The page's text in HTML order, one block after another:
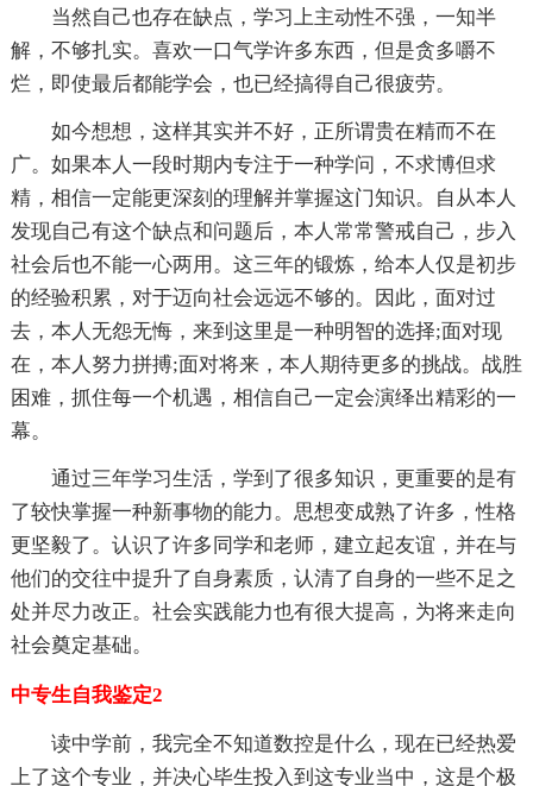
当然自己也存在缺点，学习上主动性不强，一知半
解，不够扎实。喜欢一口气学许多东西，但是贪多嚼不
烂，即使最后都能学会，也已经搞得自己很疲劳。
如今想想，这样其实并不好，正所谓贵在精而不在
广。如果本人一段时期内专注于一种学问，不求博但求
精，相信一定能更深刻的理解并掌握这门知识。自从本人
发现自己有这个缺点和问题后，本人常常警戒自己，步入
社会后也不能一心两用。这三年的锻炼，给本人仅是初步
的经验积累，对于迈向社会远远不够的。因此，面对过
去，本人无怨无悔，来到这里是一种明智的选择;面对现
在，本人努力拼搏;面对将来，本人期待更多的挑战。战胜
困难，抓住每一个机遇，相信自己一定会演绎出精彩的一
幕。
通过三年学习生活，学到了很多知识，更重要的是有
了较快掌握一种新事物的能力。思想变成熟了许多，性格
更坚毅了。认识了许多同学和老师，建立起友谊，并在与
他们的交往中提升了自身素质，认清了自身的一些不足之
处并尽力改正。社会实践能力也有很大提高，为将来走向
社会奠定基础。
中专生自我鉴定2
读中学前，我完全不知道数控是什么，现在已经热爱
上了这个专业，并决心毕生投入到这专业当中，这是个极